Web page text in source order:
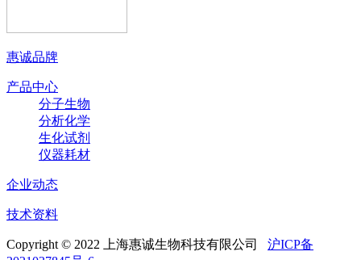
惠诚品牌
产品中心
分子生物
分析化学
生化试剂
仪器耗材
企业动态
技术资料
Copyright © 2022 上海惠诚生物科技有限公司 沪ICP备